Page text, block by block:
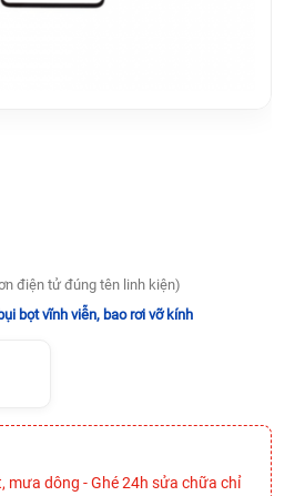
điện tử đúng tên linh kiện)
bọt vĩnh viễn, bao rơi vỡ kính
mưa dông - Ghé 24h sửa chữa chỉ